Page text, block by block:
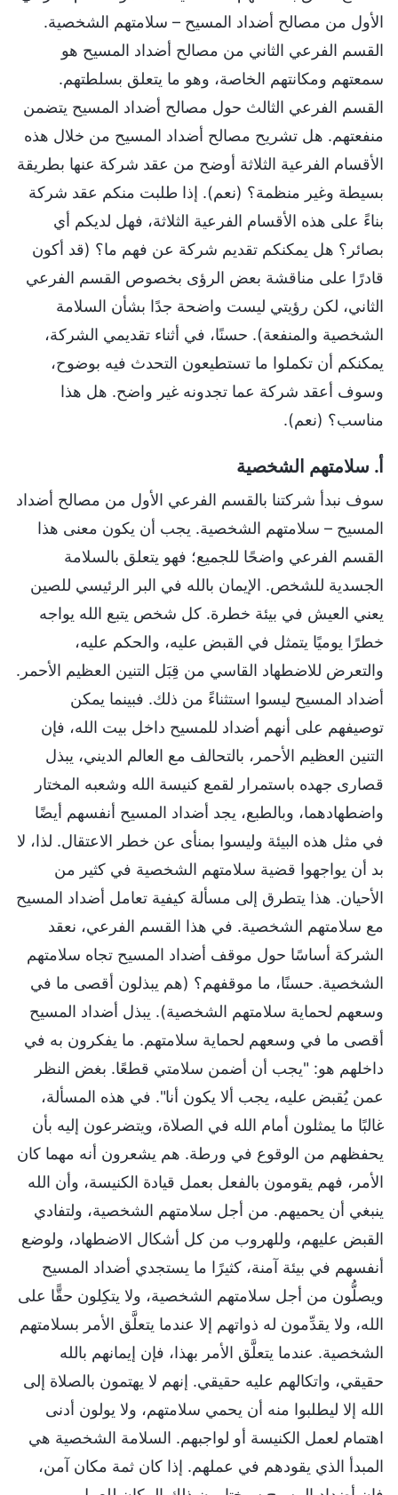
الأول من مصالح أضداد المسيح – سلامتهم الشخصية.
القسم الفرعي الثاني من مصالح أضداد المسيح هو
سمعتهم ومكانتهم الخاصة، وهو ما يتعلق بسلطتهم.
القسم الفرعي الثالث حول مصالح أضداد المسيح يتضمن
منفعتهم. هل تشريح مصالح أضداد المسيح من خلال هذه
الأقسام الفرعية الثلاثة أوضح من عقد شركة عنها بطريقة
بسيطة وغير منظمة؟ (نعم). إذا طلبت منكم عقد شركة
بناءً على هذه الأقسام الفرعية الثلاثة، فهل لديكم أي
بصائر؟ هل يمكنكم تقديم شركة عن فهم ما؟ (قد أكون
قادرًا على مناقشة بعض الرؤى بخصوص القسم الفرعي
الثاني، لكن رؤيتي ليست واضحة جدًا بشأن السلامة
الشخصية والمنفعة). حسنًا، في أثناء تقديمي الشركة،
يمكنكم أن تكملوا ما تستطيعون التحدث فيه بوضوح،
وسوف أعقد شركة عما تجدونه غير واضح. هل هذا
مناسب؟ (نعم).
أ. سلامتهم الشخصية
سوف نبدأ شركتنا بالقسم الفرعي الأول من مصالح أضداد
المسيح – سلامتهم الشخصية. يجب أن يكون معنى هذا
القسم الفرعي واضحًا للجميع؛ فهو يتعلق بالسلامة
الجسدية للشخص. الإيمان بالله في البر الرئيسي للصين
يعني العيش في بيئة خطرة. كل شخص يتبع الله يواجه
خطرًا يوميًا يتمثل في القبض عليه، والحكم عليه،
والتعرض للاضطهاد القاسي من قِبَل التنين العظيم الأحمر.
أضداد المسيح ليسوا استثناءً من ذلك. فبينما يمكن
توصيفهم على أنهم أضداد للمسيح داخل بيت الله، فإن
التنين العظيم الأحمر، بالتحالف مع العالم الديني، يبذل
قصارى جهده باستمرار لقمع كنيسة الله وشعبه المختار
واضطهادهما، وبالطبع، يجد أضداد المسيح أنفسهم أيضًا
في مثل هذه البيئة وليسوا بمنأى عن خطر الاعتقال. لذا، لا
بد أن يواجهوا قضية سلامتهم الشخصية في كثير من
الأحيان. هذا يتطرق إلى مسألة كيفية تعامل أضداد المسيح
مع سلامتهم الشخصية. في هذا القسم الفرعي، نعقد
الشركة أساسًا حول موقف أضداد المسيح تجاه سلامتهم
الشخصية. حسنًا، ما موقفهم؟ (هم يبذلون أقصى ما في
وسعهم لحماية سلامتهم الشخصية). يبذل أضداد المسيح
أقصى ما في وسعهم لحماية سلامتهم. ما يفكرون به في
داخلهم هو: "يجب أن أضمن سلامتي قطعًا. بغض النظر
عمن يُقبض عليه، يجب ألا يكون أنا". في هذه المسألة،
غالبًا ما يمثلون أمام الله في الصلاة، ويتضرعون إليه بأن
يحفظهم من الوقوع في ورطة. هم يشعرون أنه مهما كان
الأمر، فهم يقومون بالفعل بعمل قيادة الكنيسة، وأن الله
ينبغي أن يحميهم. من أجل سلامتهم الشخصية، ولتفادي
القبض عليهم، وللهروب من كل أشكال الاضطهاد، ولوضع
أنفسهم في بيئة آمنة، كثيرًا ما يستجدي أضداد المسيح
ويصلُّون من أجل سلامتهم الشخصية، ولا يتكِلون حقًّا على
الله، ولا يقدِّمون له ذواتهم إلا عندما يتعلَّق الأمر بسلامتهم
الشخصية. عندما يتعلَّق الأمر بهذا، فإن إيمانهم بالله
حقيقي، واتكالهم عليه حقيقي. إنهم لا يهتمون بالصلاة إلى
الله إلا ليطلبوا منه أن يحمي سلامتهم، ولا يولون أدنى
اهتمام لعمل الكنيسة أو لواجبهم. السلامة الشخصية هي
المبدأ الذي يقودهم في عملهم. إذا كان ثمة مكان آمن،